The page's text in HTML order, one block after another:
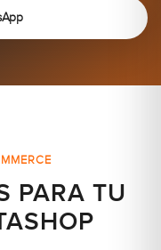
PARA TU